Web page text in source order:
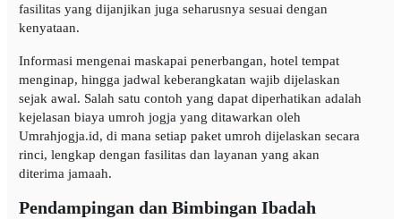
fasilitas yang dijanjikan juga seharusnya sesuai dengan
kenyataan.
Informasi mengenai maskapai penerbangan, hotel tempat
menginap, hingga jadwal keberangkatan wajib dijelaskan
sejak awal. Salah satu contoh yang dapat diperhatikan adalah
kejelasan biaya umroh jogja yang ditawarkan oleh
Umrahjogja.id, di mana setiap paket umroh dijelaskan secara
rinci, lengkap dengan fasilitas dan layanan yang akan
diterima jamaah.
Pendampingan dan Bimbingan Ibadah